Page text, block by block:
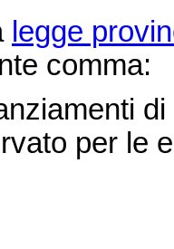
legge
comma:
di
per le